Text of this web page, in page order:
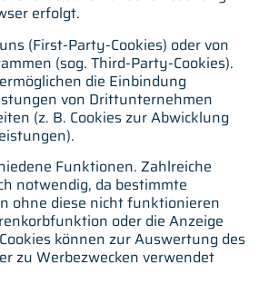
erfolgt.
(First-Party-Cookies) oder von
(sog. Third-Party-Cookies).
die Einbindung
von Drittunternehmen
(z. B. Cookies zur Abwicklung
Funktionen. Zahlreiche
notwendig, da bestimmte
ohne diese nicht funktionieren
oder die Anzeige
können zur Auswertung des
zu Werbezwecken verwendet